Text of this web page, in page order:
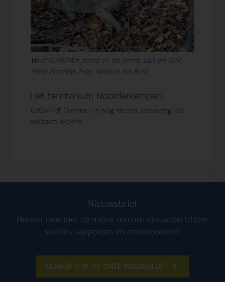
Wolf GW5114m dood in de berm van de N74
(foto Ernesto Zvar, Natuur en Bos)
Het territorium Noorderkempen
GW3449f (‘Emma’) is nog steeds aanwezig als
solitaire wolvin.
Nieuwsbrief
Meteen mee met de meest recente nieuwsberichten,
studies, rapporten en onderzoeken?
SCHRIJF U IN OP ONZE MAILINGLIJST